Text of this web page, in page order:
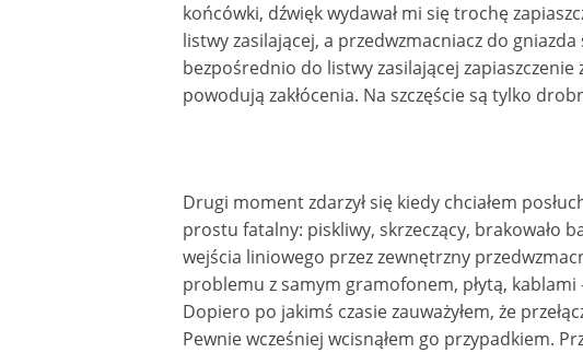
końcówki, dźwięk wydawał mi się trochę
listwy zasilającej, a przedwzmacniacz do
bezpośrednio do listwy zasilającej
powodują zakłócenia. Na szczęście są tylko
Drugi moment zdarzył się kiedy chciałem
prostu fatalny: piskliwy, skrzeczący, brakowało
wejścia liniowego przez zewnętrzny
problemu z samym gramofonem, płytą, kablami
Dopiero po jakimś czasie zauważyłem, że
Pewnie wcześniej wcisnąłem go przypadkiem.